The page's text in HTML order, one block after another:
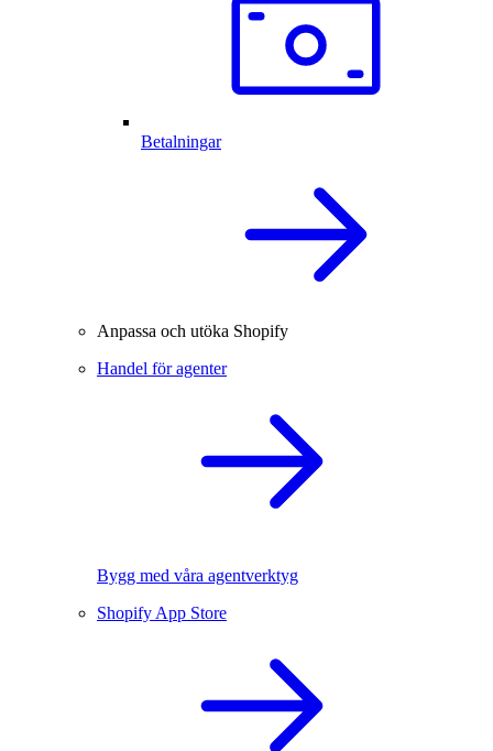
Betalningar
Anpassa och utöka Shopify
Handel för agenter
Bygg med våra agentverktyg
Shopify App Store